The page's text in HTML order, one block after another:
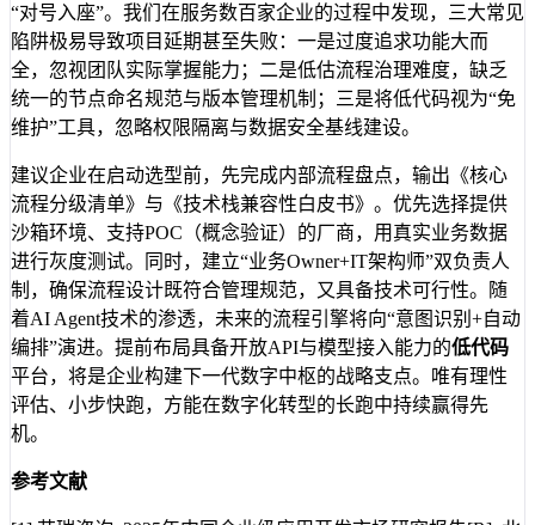
“对号入座”。我们在服务数百家企业的过程中发现，三大常见
陷阱极易导致项目延期甚至失败：一是过度追求功能大而
全，忽视团队实际掌握能力；二是低估流程治理难度，缺乏
统一的节点命名规范与版本管理机制；三是将低代码视为“免
维护”工具，忽略权限隔离与数据安全基线建设。
建议企业在启动选型前，先完成内部流程盘点，输出《核心
流程分级清单》与《技术栈兼容性白皮书》。优先选择提供
沙箱环境、支持POC（概念验证）的厂商，用真实业务数据
进行灰度测试。同时，建立“业务Owner+IT架构师”双负责人
制，确保流程设计既符合管理规范，又具备技术可行性。随
着AI Agent技术的渗透，未来的流程引擎将向“意图识别+自动
编排”演进。提前布局具备开放API与模型接入能力的低代码
平台，将是企业构建下一代数字中枢的战略支点。唯有理性
评估、小步快跑，方能在数字化转型的长跑中持续赢得先
机。
参考文献